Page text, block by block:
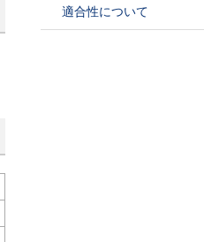
適合性について